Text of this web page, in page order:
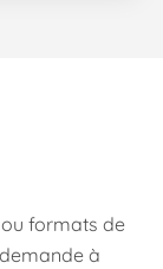
ou formats de
à